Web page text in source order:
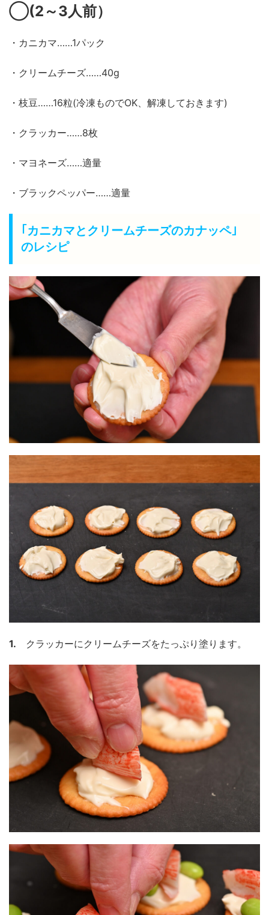
◯(2～3人前）
・カニカマ……1パック
・クリームチーズ……40g
・枝豆……16粒(冷凍ものでOK、解凍しておきます)
・クラッカー……8枚
・マヨネーズ……適量
・ブラックペッパー……適量
｢カニカマとクリームチーズのカナッペ｣
のレシピ
1. クラッカーにクリームチーズをたっぷり塗ります。